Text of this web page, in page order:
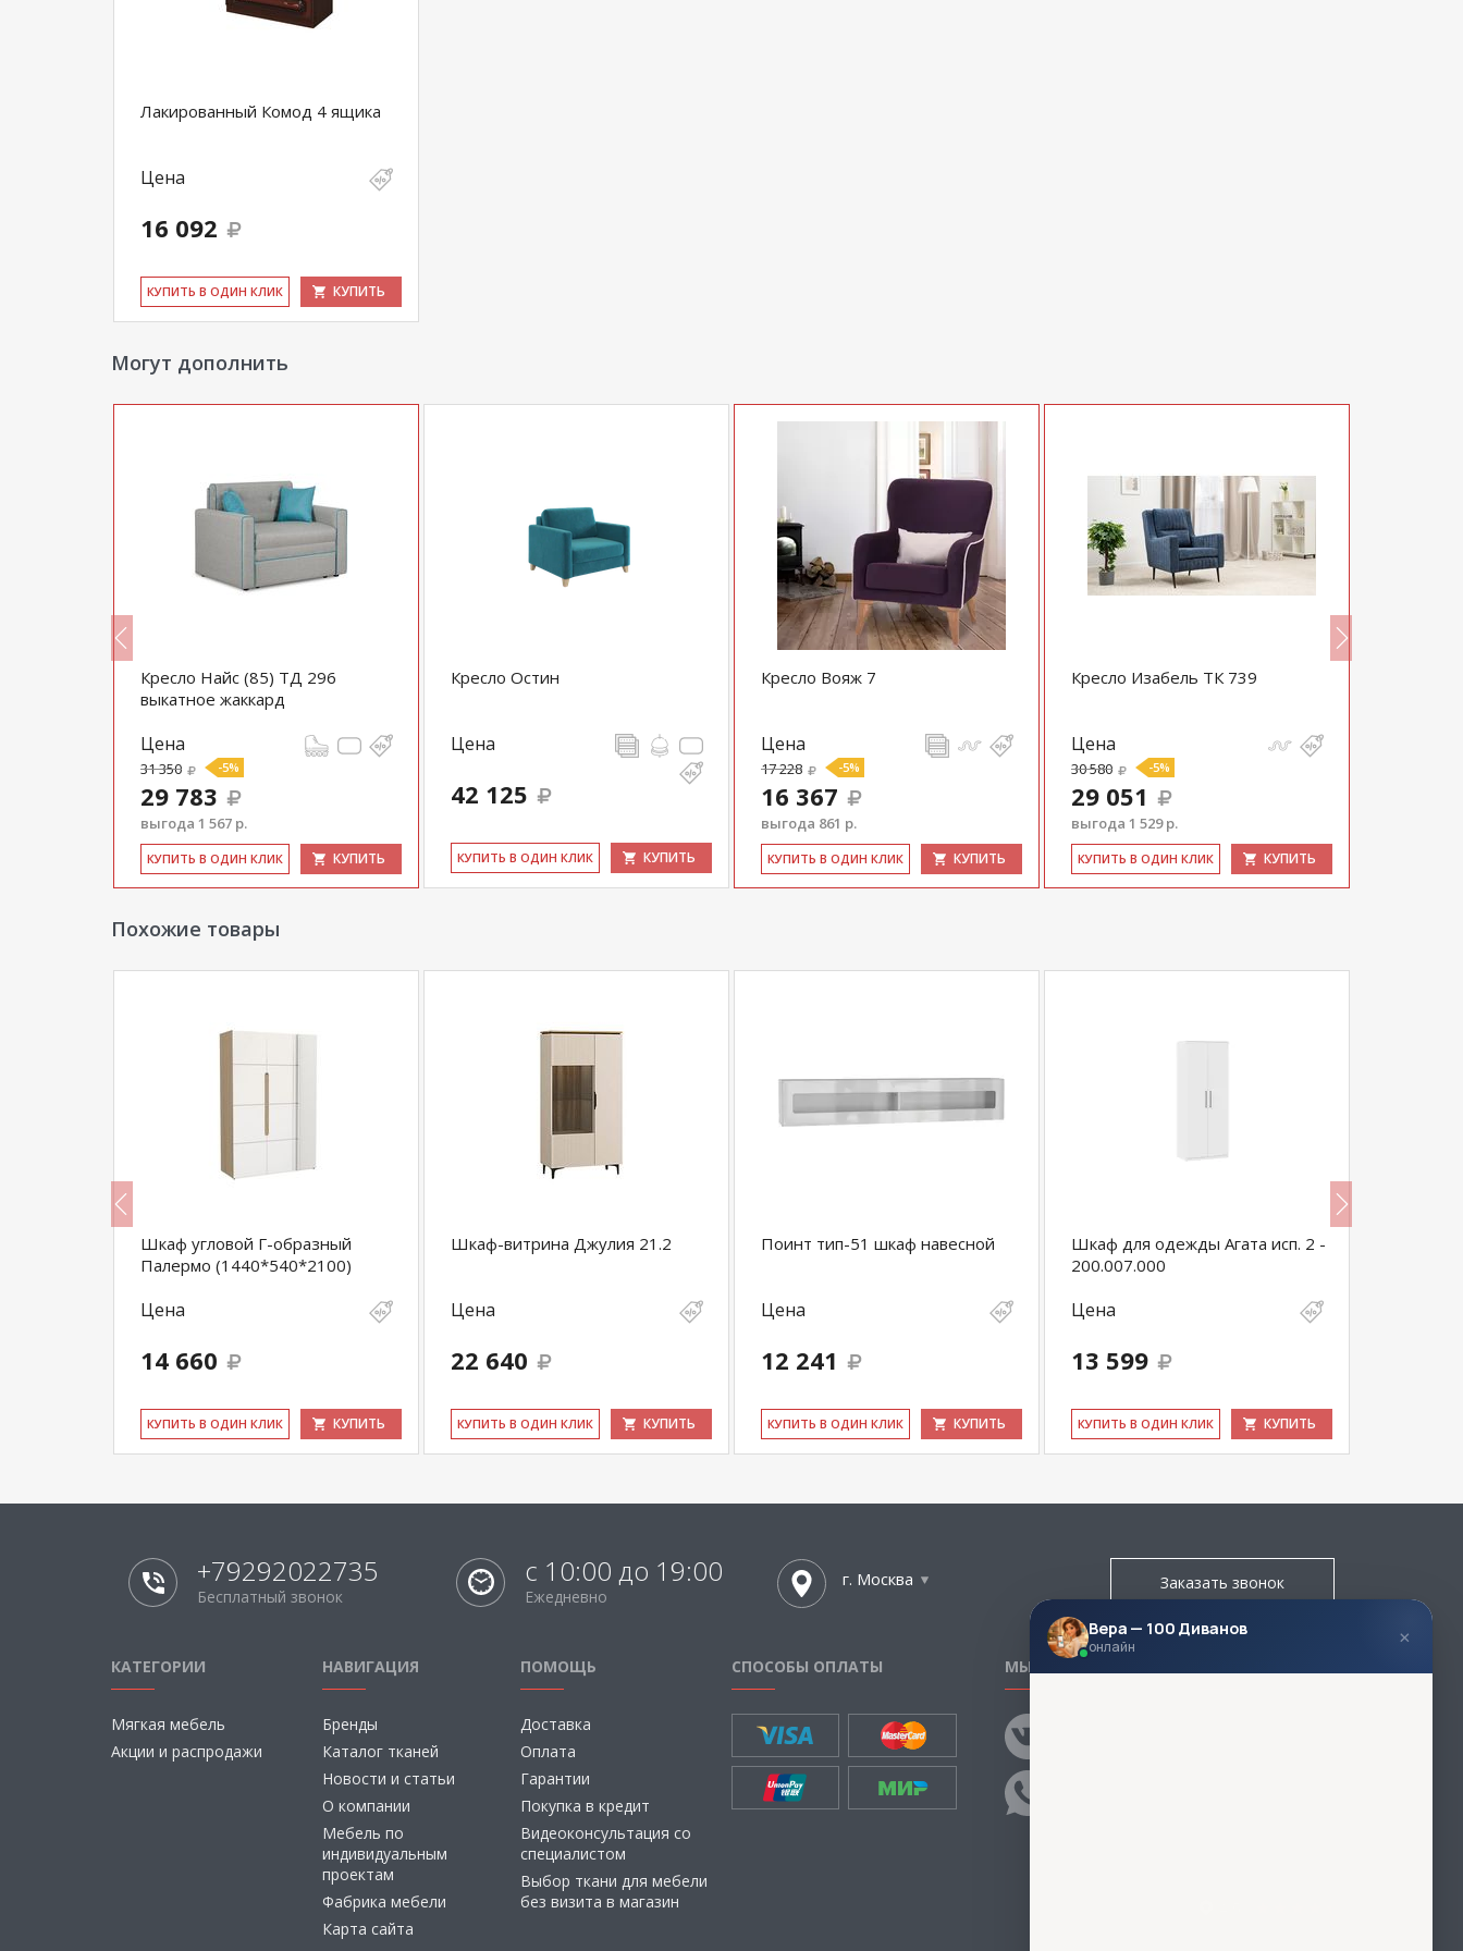
Лакированный Комод 4 ящика
Цена
16 092
КУ­ПИТЬ В ОДИН КЛИК КУПИТЬ
Могут дополнить
Кресло Найс (85) ТД 296
выкатное жаккард
Цена
31 350 -5%
29 783
выгода 1 567 р.
КУ­ПИТЬ В ОДИН КЛИК КУПИТЬ
Кресло Остин
Цена
42 125
КУ­ПИТЬ В ОДИН КЛИК КУПИТЬ
Кресло Вояж 7
Цена
17 228 -5%
16 367
выгода 861 р.
КУ­ПИТЬ В ОДИН КЛИК КУПИТЬ
Кресло Изабель ТК 739
Цена
30 580 -5%
29 051
выгода 1 529 р.
КУ­ПИТЬ В ОДИН КЛИК КУПИТЬ
Похожие товары
Шкаф угловой Г-образный
Палермо (1440*540*2100)
Цена
14 660
КУ­ПИТЬ В ОДИН КЛИК КУПИТЬ
Шкаф-витрина Джулия 21.2
Цена
22 640
КУ­ПИТЬ В ОДИН КЛИК КУПИТЬ
Поинт тип-51 шкаф навесной
Цена
12 241
КУ­ПИТЬ В ОДИН КЛИК КУПИТЬ
Шкаф для одежды Агата исп. 2 -
200.007.000
Цена
13 599
КУ­ПИТЬ В ОДИН КЛИК КУПИТЬ
+79292022735
Бесплатный звонок
с 10:00 до 19:00
Ежедневно
г. Москва Заказать звонок
КАТЕГОРИИ
Мягкая мебель
Акции и распродажи
НАВИГАЦИЯ
Бренды
Каталог тканей
Новости и статьи
О компании
Мебель по
индивидуальным
проектам
Фабрика мебели
Карта сайта
ПОМОЩЬ
Доставка
Оплата
Гарантии
Покупка в кредит
Видеоконсультация со
специалистом
Выбор ткани для мебели
без визита в магазин
СПОСОБЫ ОПЛАТЫ МЫ В СОЦСЕТЯХ
Вера — 100 Диванов
онлайн ×